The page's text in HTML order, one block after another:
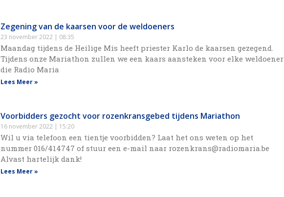
Zegening van de kaarsen voor de weldoeners
23 november 2022 08:35
Maandag tijdens de Heilige Mis heeft priester Karlo de kaarsen gezegend.
Tijdens onze Mariathon zullen we een kaars aansteken voor elke weldoener
die Radio Maria
Lees Meer »
Voorbidders gezocht voor rozenkransgebed tijdens Mariathon
16 november 2022 15:20
Wil u via telefoon een tientje voorbidden? Laat het ons weten op het
nummer 016/414747 of stuur een e-mail naar rozenkrans@radiomaria.be
Alvast hartelijk dank!
Lees Meer »